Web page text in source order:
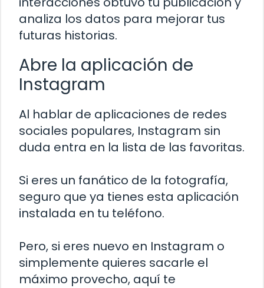
analiza los datos para mejorar tus
futuras historias.
Abre la aplicación de
Instagram
Al hablar de aplicaciones de redes
sociales populares, Instagram sin
duda entra en la lista de las favoritas.
Si eres un fanático de la fotografía,
seguro que ya tienes esta aplicación
instalada en tu teléfono.
Pero, si eres nuevo en Instagram o
simplemente quieres sacarle el
máximo provecho, aquí te